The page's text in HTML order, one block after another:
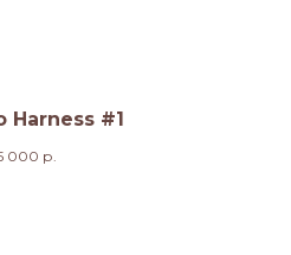
Harness #1
000 р.